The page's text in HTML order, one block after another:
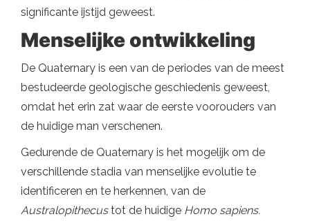
significante ijstijd geweest.
Menselijke ontwikkeling
De Quaternary is een van de periodes van de meest
bestudeerde geologische geschiedenis geweest,
omdat het erin zat waar de eerste voorouders van
de huidige man verschenen.
Gedurende de Quaternary is het mogelijk om de
verschillende stadia van menselijke evolutie te
identificeren en te herkennen, van de
Australopithecustot de huidige Homo sapiens.